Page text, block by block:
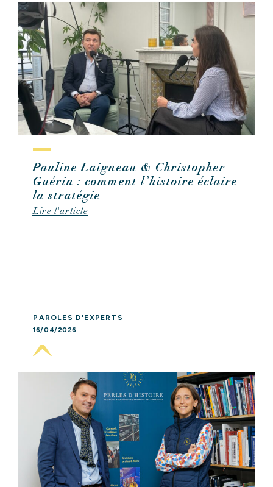
Pauline Laigneau & Christopher
Guérin : comment l’histoire éclaire
la stratégie
Lire l'article
PAROLES D'EXPERTS
16/04/2026